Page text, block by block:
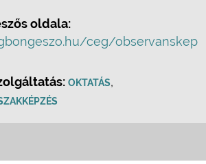
oldala:
ceg/observanskep
OKTATÁS,